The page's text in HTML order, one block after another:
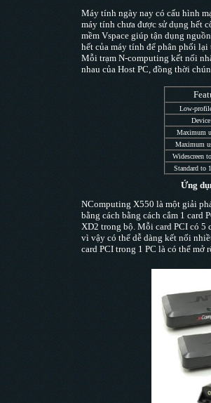
Máy tính ngày nay có cấu hình
máy tính chưa được sử dụng hết
mềm Vspace giúp tận dụng
hết của máy tính để phân phối
Mỗi trạm N-computing kết nối
nhau của Host PC, đồng thời
Low-
Maximum
Maximum
Widescreen
Standard to
Ứng
NComputing X550 là một giải
bằng cách bằng cách cắm 1
XD2 trong bộ. Mỗi card PCI có 5
vì vậy có thể dễ dàng kết nối
card PCI trong 1 PC là có thể